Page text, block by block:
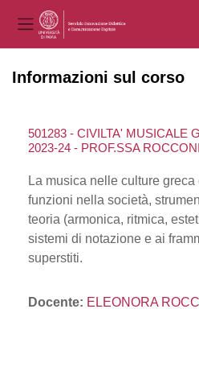
Pannello laterale
Informazioni sul corso
501283 - CIVILTA' MUSICALE
2023-24 - PROF.SSA
La musica nelle culture
funzioni nella società,
teoria (armonica, ritmica,
sistemi di notazione e ai
superstiti.
Docente: ELEONORA